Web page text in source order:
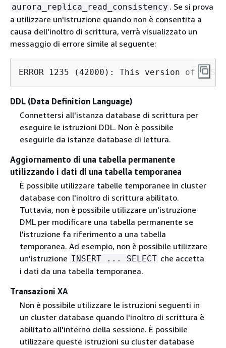
aurora_replica_read_consistency . Se si prova
a utilizzare un'istruzione quando non è consentita a
causa dell'inoltro di scrittura, verrà visualizzato un
messaggio di errore simile al seguente:
ERROR 1235 (42000): This version of
DDL (Data Definition Language)
Connettersi all'istanza database di scrittura per
eseguire le istruzioni DDL. Non è possibile
eseguirle da istanze database di lettura.
Aggiornamento di una tabella permanente
utilizzando i dati di una tabella temporanea
È possibile utilizzare tabelle temporanee in cluster
database con l'inoltro di scrittura abilitato.
Tuttavia, non è possibile utilizzare un'istruzione
DML per modificare una tabella permanente se
l'istruzione fa riferimento a una tabella
temporanea. Ad esempio, non è possibile utilizzare
un'istruzione INSERT ... SELECT che accetta
i dati da una tabella temporanea.
Transazioni XA
Non è possibile utilizzare le istruzioni seguenti in
un cluster database quando l'inoltro di scrittura è
abilitato all'interno della sessione. È possibile
utilizzare queste istruzioni su cluster database